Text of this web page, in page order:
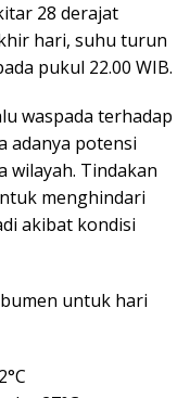
28 derajat
hari, suhu turun
pukul 22.00 WIB.
waspada terhadap
adanya potensi
wilayah. Tindakan
menghindari
akibat kondisi
untuk hari